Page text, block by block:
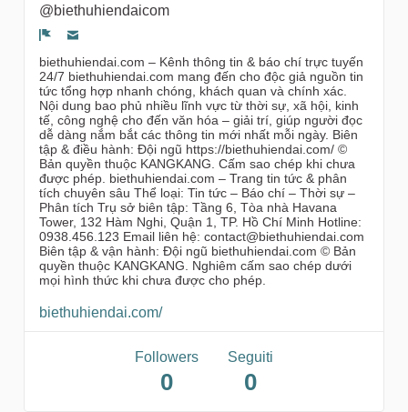
@biethuhiendaicom
Segnala un problema
biethuhiendai.com – Kênh thông tin & báo chí trực tuyến
24/7 biethuhiendai.com mang đến cho độc giả nguồn tin
tức tổng hợp nhanh chóng, khách quan và chính xác.
Nội dung bao phủ nhiều lĩnh vực từ thời sự, xã hội, kinh
tế, công nghệ cho đến văn hóa – giải trí, giúp người đọc
dễ dàng nắm bắt các thông tin mới nhất mỗi ngày. Biên
tập & điều hành: Đội ngũ https://biethuhiendai.com/ ©
Bản quyền thuộc KANGKANG. Cấm sao chép khi chưa
được phép. biethuhiendai.com – Trang tin tức & phân
tích chuyên sâu Thể loại: Tin tức – Báo chí – Thời sự –
Phân tích Trụ sở biên tập: Tầng 6, Tòa nhà Havana
Tower, 132 Hàm Nghi, Quận 1, TP. Hồ Chí Minh Hotline:
0938.456.123 Email liên hệ: contact@biethuhiendai.com
Biên tập & vận hành: Đội ngũ biethuhiendai.com © Bản
quyền thuộc KANGKANG. Nghiêm cấm sao chép dưới
mọi hình thức khi chưa được cho phép.
biethuhiendai.com/
Followers
0
Seguiti
0